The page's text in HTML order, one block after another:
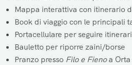
Mappa interattiva con itinerario
Book di viaggio con le principali
Portacellulare per seguire
Bauletto per riporre zaini/borse
Pranzo presso Filo e Fienoa Orta